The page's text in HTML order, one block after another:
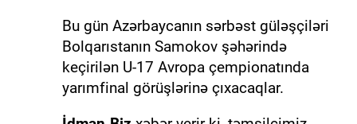
Bu gün Azərbaycanın sərbəst güləşçiləri
Bolqarıstanın Samokov şəhərində
keçirilən U-17 Avropa çempionatında
yarımfinal görüşlərinə çıxacaqlar.